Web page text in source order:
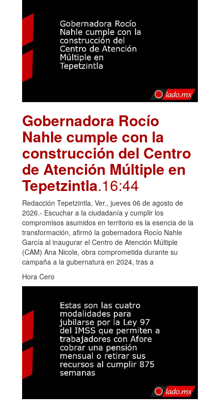
Gobernadora Rocío
Nahle cumple con la
construcción del Centro
de Atención Múltiple en
Tepetzintla.16:44
Redacción Tepetzintla, Ver., jueves 06 de agosto de
2026.- Escuchar a la ciudadanía y cumplir los
compromisos asumidos en territorio es la esencia de la
transformación, afirmó la gobernadora Rocío Nahle
García al inaugurar el Centro de Atención Múltiple
(CAM) Ana Nicole, obra comprometida durante su
campaña a la gubernatura en 2024, tras a
Hora Cero